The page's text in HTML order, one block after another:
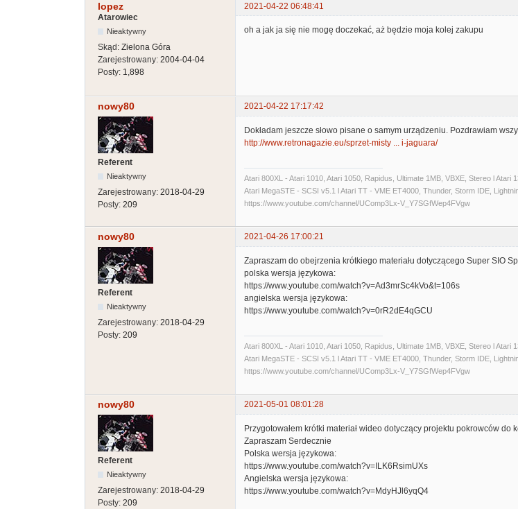
lopez
2021-04-22 06:48:41
Atarowiec
Nieaktywny
Skąd: Zielona Góra
Zarejestrowany: 2004-04-04
Posty: 1,898
oh a jak ja się nie mogę doczekać, aż będzie moja kolej zakupu
nowy80 2021-04-22 17:17:42
Referent
Nieaktywny
Zarejestrowany: 2018-04-29
Posty: 209
Dokładam jeszcze słowo pisane o samym urządzeniu. Pozdrawiam
http://www.retronagazie.eu/sprzet-misty ... i-jaguara/
Atari 800XL - Atari 1010, Atari 1050, Rapidus, Ultimate 1MB, VBXE, Stereo l Atari
Atari MegaSTE - SCSI v5.1 l Atari TT - VME ET4000, Thunder, Storm IDE,
https://www.youtube.com/channel/UComp3Lx-V_Y7SGfWep4FVgw
nowy80 2021-04-26 17:00:21
Referent
Nieaktywny
Zarejestrowany: 2018-04-29
Posty: 209
Zapraszam do obejrzenia krótkiego materiału dotyczącego Super SIO
polska wersja językowa:
https://www.youtube.com/watch?v=Ad3mrSc4kVo&t=106s
angielska wersja językowa:
https://www.youtube.com/watch?v=0rR2dE4qGCU
Atari 800XL - Atari 1010, Atari 1050, Rapidus, Ultimate 1MB, VBXE, Stereo l Atari
Atari MegaSTE - SCSI v5.1 l Atari TT - VME ET4000, Thunder, Storm IDE,
https://www.youtube.com/channel/UComp3Lx-V_Y7SGfWep4FVgw
nowy80 2021-05-01 08:01:28
Referent
Nieaktywny
Zarejestrowany: 2018-04-29
Posty: 209
Przygotowałem krótki materiał wideo dotyczący projektu pokrowców
Zapraszam Serdecznie
Polska wersja językowa:
https://www.youtube.com/watch?v=ILK6RsimUXs
Angielska wersja językowa:
https://www.youtube.com/watch?v=MdyHJl6yqQ4